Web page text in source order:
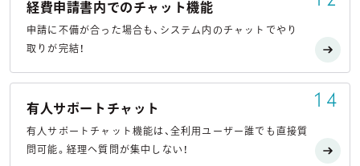
経費申請書内でのチャット機能
申請に不備が合った場合も、システム内のチャットでやり
取りが完結！
有人サポートチャット
有人サポートチャット機能は、全利用ユーザー誰でも直接質
問可能。経理へ質問が集中しない！
14